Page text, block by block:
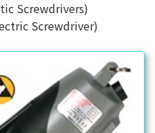
Screwdrivers)
Screwdriver)